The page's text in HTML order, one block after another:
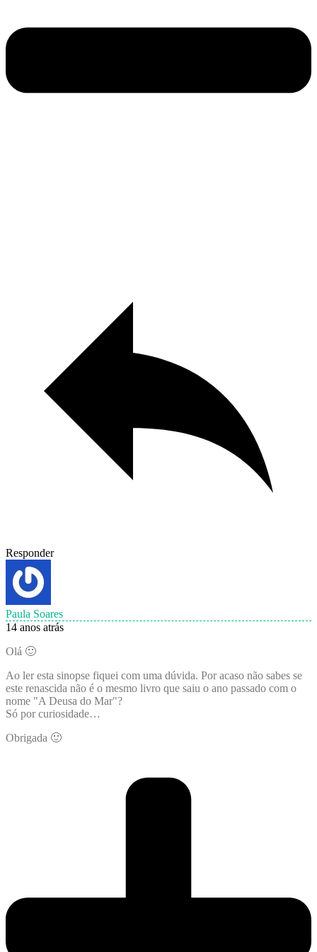
Responder
Paula Soares
14 anos atrás
Olá 🙂
Ao ler esta sinopse fiquei com uma dúvida. Por acaso não sabes se
este renascida não é o mesmo livro que saiu o ano passado com o
nome "A Deusa do Mar"?
Só por curiosidade…
Obrigada 🙂